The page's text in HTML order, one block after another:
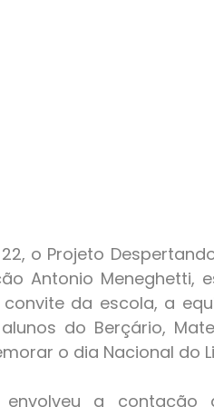
Antonio Meneghetti,
convite da escola, a
do Berçário,
o dia Nacional do